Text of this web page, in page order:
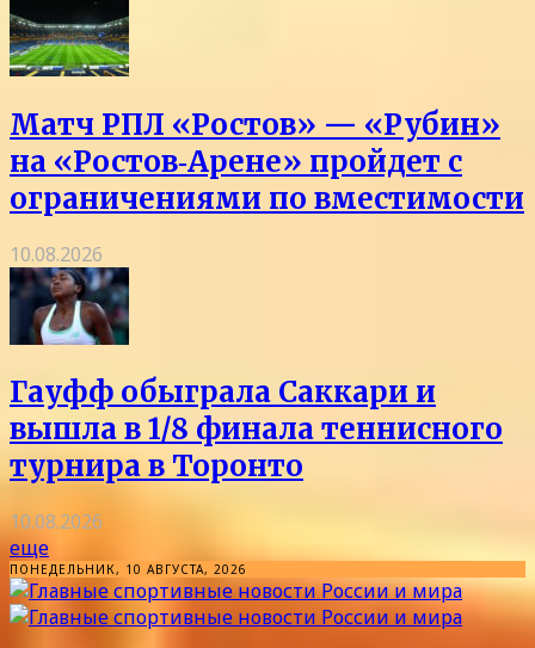
Матч РПЛ «Ростов» — «Рубин»
на «Ростов‑Арене» пройдет с
ограничениями по вместимости
10.08.2026
Гауфф обыграла Саккари и
вышла в 1/8 финала теннисного
турнира в Торонто
10.08.2026
еще
ПОНЕДЕЛЬНИК, 10 АВГУСТА, 2026